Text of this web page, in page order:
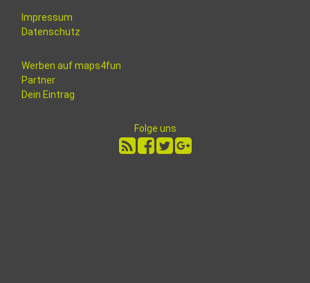
Impressum
Datenschutz
Werben auf maps4fun
Partner
Dein Eintrag
Folge uns